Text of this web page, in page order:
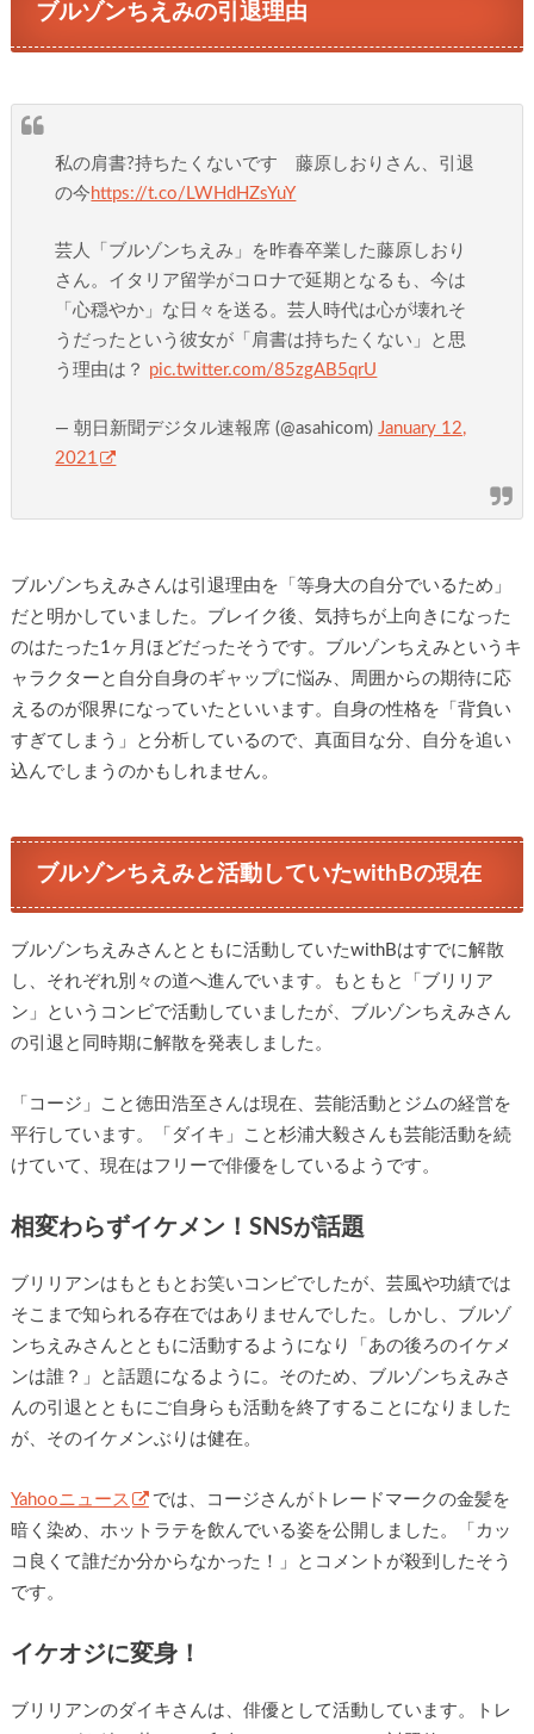
ブルゾンちえみの引退理由
私の肩書?持ちたくないです 藤原しおりさん、引退
の今 https://t.co/LWHdHZsYuY
芸人「ブルゾンちえみ」を昨春卒業した藤原しおり
さん。イタリア留学がコロナで延期となるも、今は
「心穏やか」な日々を送る。芸人時代は心が壊れそ
うだったという彼女が「肩書は持ちたくない」と思
う理由は？ pic.twitter.com/85zgAB5qrU
— 朝日新聞デジタル速報席 (@asahicom) January 12,
2021
ブルゾンちえみさんは引退理由を「等身大の自分でいるため」
だと明かしていました。ブレイク後、気持ちが上向きになった
のはたった1ヶ月ほどだったそうです。ブルゾンちえみというキ
ャラクターと自分自身のギャップに悩み、周囲からの期待に応
えるのが限界になっていたといいます。自身の性格を「背負い
すぎてしまう」と分析しているので、真面目な分、自分を追い
込んでしまうのかもしれません。
ブルゾンちえみと活動していたwithBの現在
ブルゾンちえみさんとともに活動していたwithBはすでに解散
し、それぞれ別々の道へ進んでいます。もともと「ブリリア
ン」というコンビで活動していましたが、ブルゾンちえみさん
の引退と同時期に解散を発表しました。
「コージ」こと徳田浩至さんは現在、芸能活動とジムの経営を
平行しています。「ダイキ」こと杉浦大毅さんも芸能活動を続
けていて、現在はフリーで俳優をしているようです。
相変わらずイケメン！SNSが話題
ブリリアンはもともとお笑いコンビでしたが、芸風や功績では
そこまで知られる存在ではありませんでした。しかし、ブルゾ
ンちえみさんとともに活動するようになり「あの後ろのイケメ
ンは誰？」と話題になるように。そのため、ブルゾンちえみさ
んの引退とともにご自身らも活動を終了することになりました
が、そのイケメンぶりは健在。
Yahooニュース
では、コージさんがトレードマークの金髪を
暗く染め、ホットラテを飲んでいる姿を公開しました。「カッ
コ良くて誰だか分からなかった！」とコメントが殺到したそう
です。
イケオジに変身！
ブリリアンのダイキさんは、俳優として活動しています。トレ